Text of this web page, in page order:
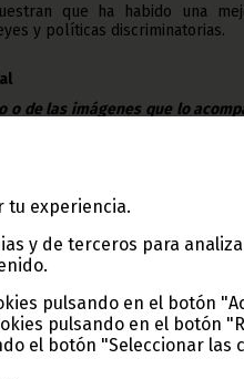
tu experiencia.
y de terceros para
pulsando en el botón
pulsando en el botón
el botón "Seleccionar las
que ha habido una
y políticas discriminatorias.
de las imágenes que lo
fuente de origen de la misma